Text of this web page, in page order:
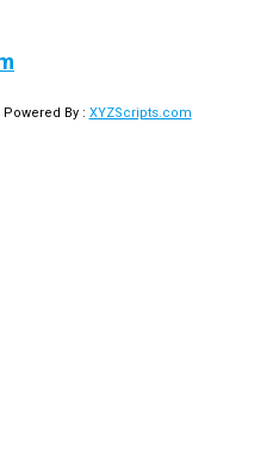
Powered By : XYZScripts.com